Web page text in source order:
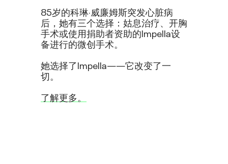
85岁的科琳·威廉姆斯突发心脏病
后，她有三个选择：姑息治疗、开胸
手术或使用捐助者资助的Impella设
备进行的微创手术。
她选择了Impella——它改变了一
切。
了解更多。